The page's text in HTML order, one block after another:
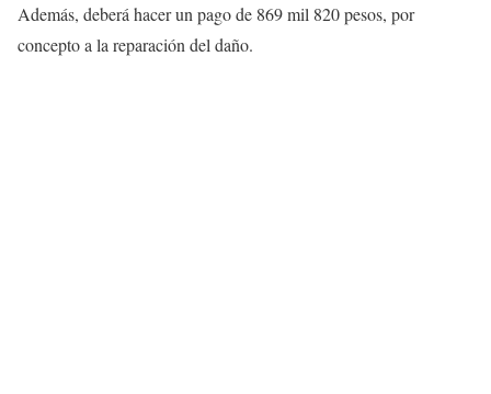
Además, deberá hacer un pago de 869 mil 820 pesos, por
concepto a la reparación del daño.